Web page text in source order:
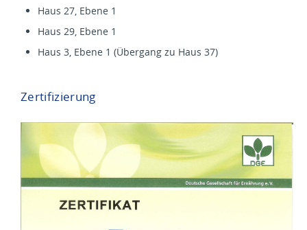
Haus 27, Ebene 1
Haus 29, Ebene 1
Haus 3, Ebene 1 (Übergang zu Haus 37)
Zertifizierung